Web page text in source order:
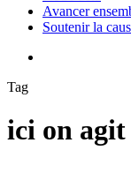
Avancer
Soutenir la
Tag
ici on agit